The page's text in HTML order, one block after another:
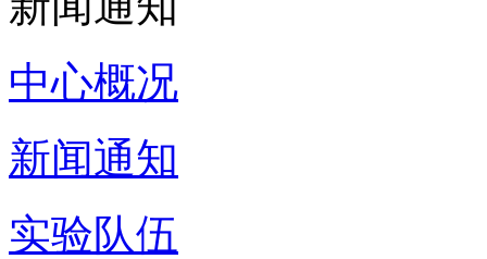
中心概况
新闻通知
实验队伍